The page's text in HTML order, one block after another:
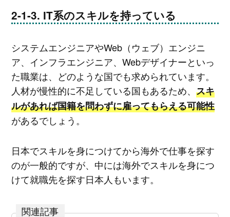
IT系のスキルを持っている
システムエンジニアやWeb（ウェブ）エンジニ
ア、インフラエンジニア、Webデザイナーといっ
た職業は、どのような国でも求められています。
人材が慢性的に不足している国もあるため、 スキ
ルがあれば国籍を問わずに雇ってもらえる可能性
があるでしょう。
日本でスキルを身につけてから海外で仕事を探す
のが一般的ですが、中には海外でスキルを身につ
けて就職先を探す日本人もいます。